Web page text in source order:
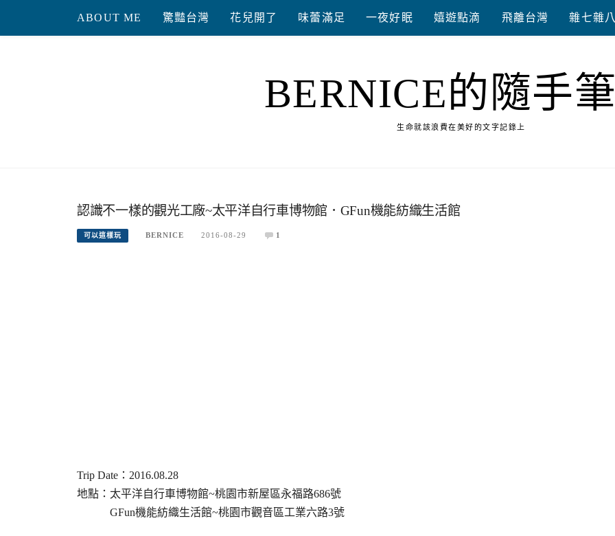
content
ABOUT ME 驚豔台灣 花兒開了 味蕾滿足 一夜好眠 嬉遊點滴 飛離台灣 雜七雜
BERNICE的隨手
生命就該浪費在美好的文字記錄上
認識不一樣的觀光工廠~太平洋自行車博物館．GFun機能紡織生活館
可以這樣玩 BERNICE 2016-08-29 1
Trip Date：2016.08.28
地點：太平洋自行車博物館~桃園市新屋區永福路686號
GFun機能紡織生活館~桃園市觀音區工業六路3號